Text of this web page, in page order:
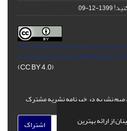
از ارائه بهترین
1399-12-09
This Journal is an open access
Creative Commons Attribution
(CC BY 4.0)
مهم نشریه در خبرنامه نشریه مشترک
اشتراک